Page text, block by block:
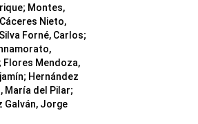
; Montes,
Cáceres Nieto,
Silva Forné, Carlos;
; Flores Mendoza,
; Hernández
María del Pilar;
Galván, Jorge